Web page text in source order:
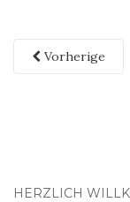
Vorherige
HERZLICH